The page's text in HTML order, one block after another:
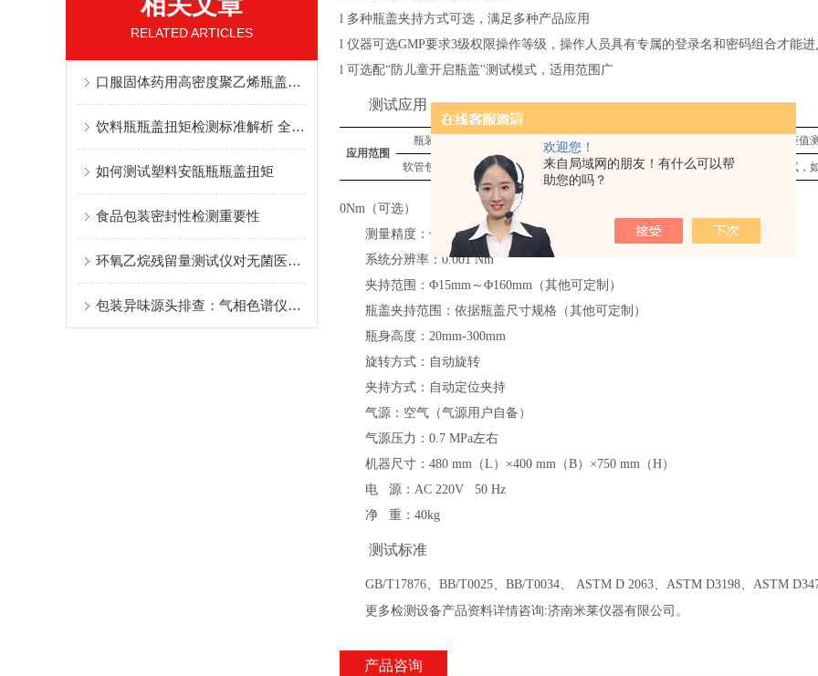
欢迎您！
来自局域网的朋友！有什么可以帮
助您的吗？
RELATED ARTICLES
口服固体药用高密度聚乙烯瓶盖扭矩仪解决方法
饮料瓶瓶盖扭矩检测标准解析 全自动扭矩仪应用方法
如何测试塑料安瓿瓶瓶盖扭矩
食品包装密封性检测重要性
环氧乙烷残留量测试仪对无菌医疗器械生产企业可是太重要了
包装异味源头排查：气相色谱仪溶剂残留检测技术应用
l 多种瓶盖夹持方式可选，满足多种产品应用
l 仪器可选GMP要求3级权限操作等级，操作人员具有专属的登录名和密码组合才能
l 可选配“防儿童开启瓶盖"测试模式，适用范围广
测试应用
应用范围
瓶装容器 适用于瓶装包装食品、药品（螺纹连接）的瓶盖锁紧、开启的扭矩值
软管包装产品 适用于软管包装食品、药品、化妆品瓶盖锁紧、开启的扭矩值测试
0Nm（可选）
测量精度： 优于0.5级
系统分辨率： 0.001 Nm
夹持范围： Φ15mm～Φ160mm（其他可定制）
瓶盖夹持范围：依据瓶盖尺寸规格 （其他可定制）
瓶身高度： 20mm-300mm
旋转方式 ： 自动旋转
夹持方式：自动定位夹持
气源：空气（气源用户自备）
气源压力： 0.7 MPa左右
机器尺寸： 480 mm（L）×400 mm（B）×750 mm（H）
电
源： AC 220V 50 Hz
净
重： 40kg
测试标准
GB/T17876、BB/T0025、BB/T0034、 ASTM D 2063、ASTM D3198、ASTM
更多检测设备产品资料详情咨询:济南米莱仪器有限公司。
产品咨询